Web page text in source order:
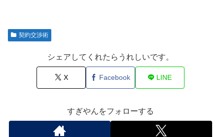
契約交渉術
シェアしてくれたらうれしいです。
X Facebook LINE
すぎやんをフォローする